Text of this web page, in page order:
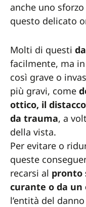
anche uno
questo delicato
Molti di questi
facilmente, ma
così grave o
più gravi, come
ottico, il
da trauma, a
della vista.
Per evitare o
queste
recarsi al pronto
curante o da un
l’entità del